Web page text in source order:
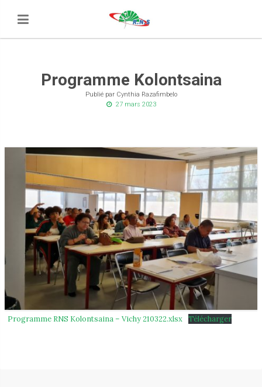
Programme Kolontsaina
Publié par Cynthia Razafimbelo
27 mars 2023
Programme RNS Kolontsaina – Vichy 210322.xlsx Télécharger